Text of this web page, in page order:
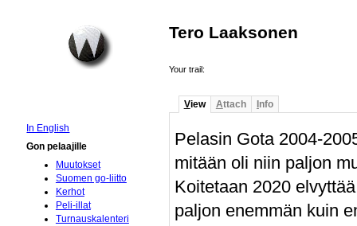
Tero Laaksonen
Your trail:
View Attach Info
Pelasin Gota 2004-
mitään oli niin paljon
Koitetaan 2020
paljon enemmän kuin
In English
Gon pelaajille
Muutokset
Suomen go-liitto
Kerhot
Peli-illat
Turnauskalenteri